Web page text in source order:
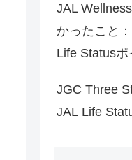
JAL
かったこと
Life Status
JGC Three
JAL Life